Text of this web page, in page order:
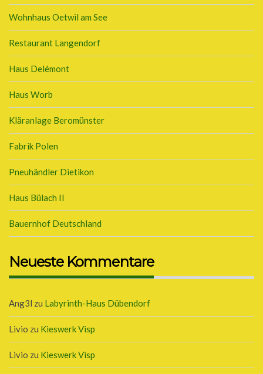
Wohnhaus Oetwil am See
Restaurant Langendorf
Haus Delémont
Haus Worb
Kläranlage Beromünster
Fabrik Polen
Pneuhändler Dietikon
Haus Bülach II
Bauernhof Deutschland
Neueste Kommentare
Ang3l zu Labyrinth-Haus Dübendorf
Livio zu Kieswerk Visp
Livio zu Kieswerk Visp